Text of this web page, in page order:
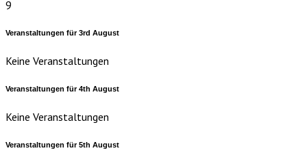
9
Veranstaltungen für3rd August
Keine Veranstaltungen
Veranstaltungen für4th August
Keine Veranstaltungen
Veranstaltungen für5th August